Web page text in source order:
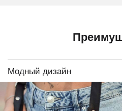
Модный дизайн